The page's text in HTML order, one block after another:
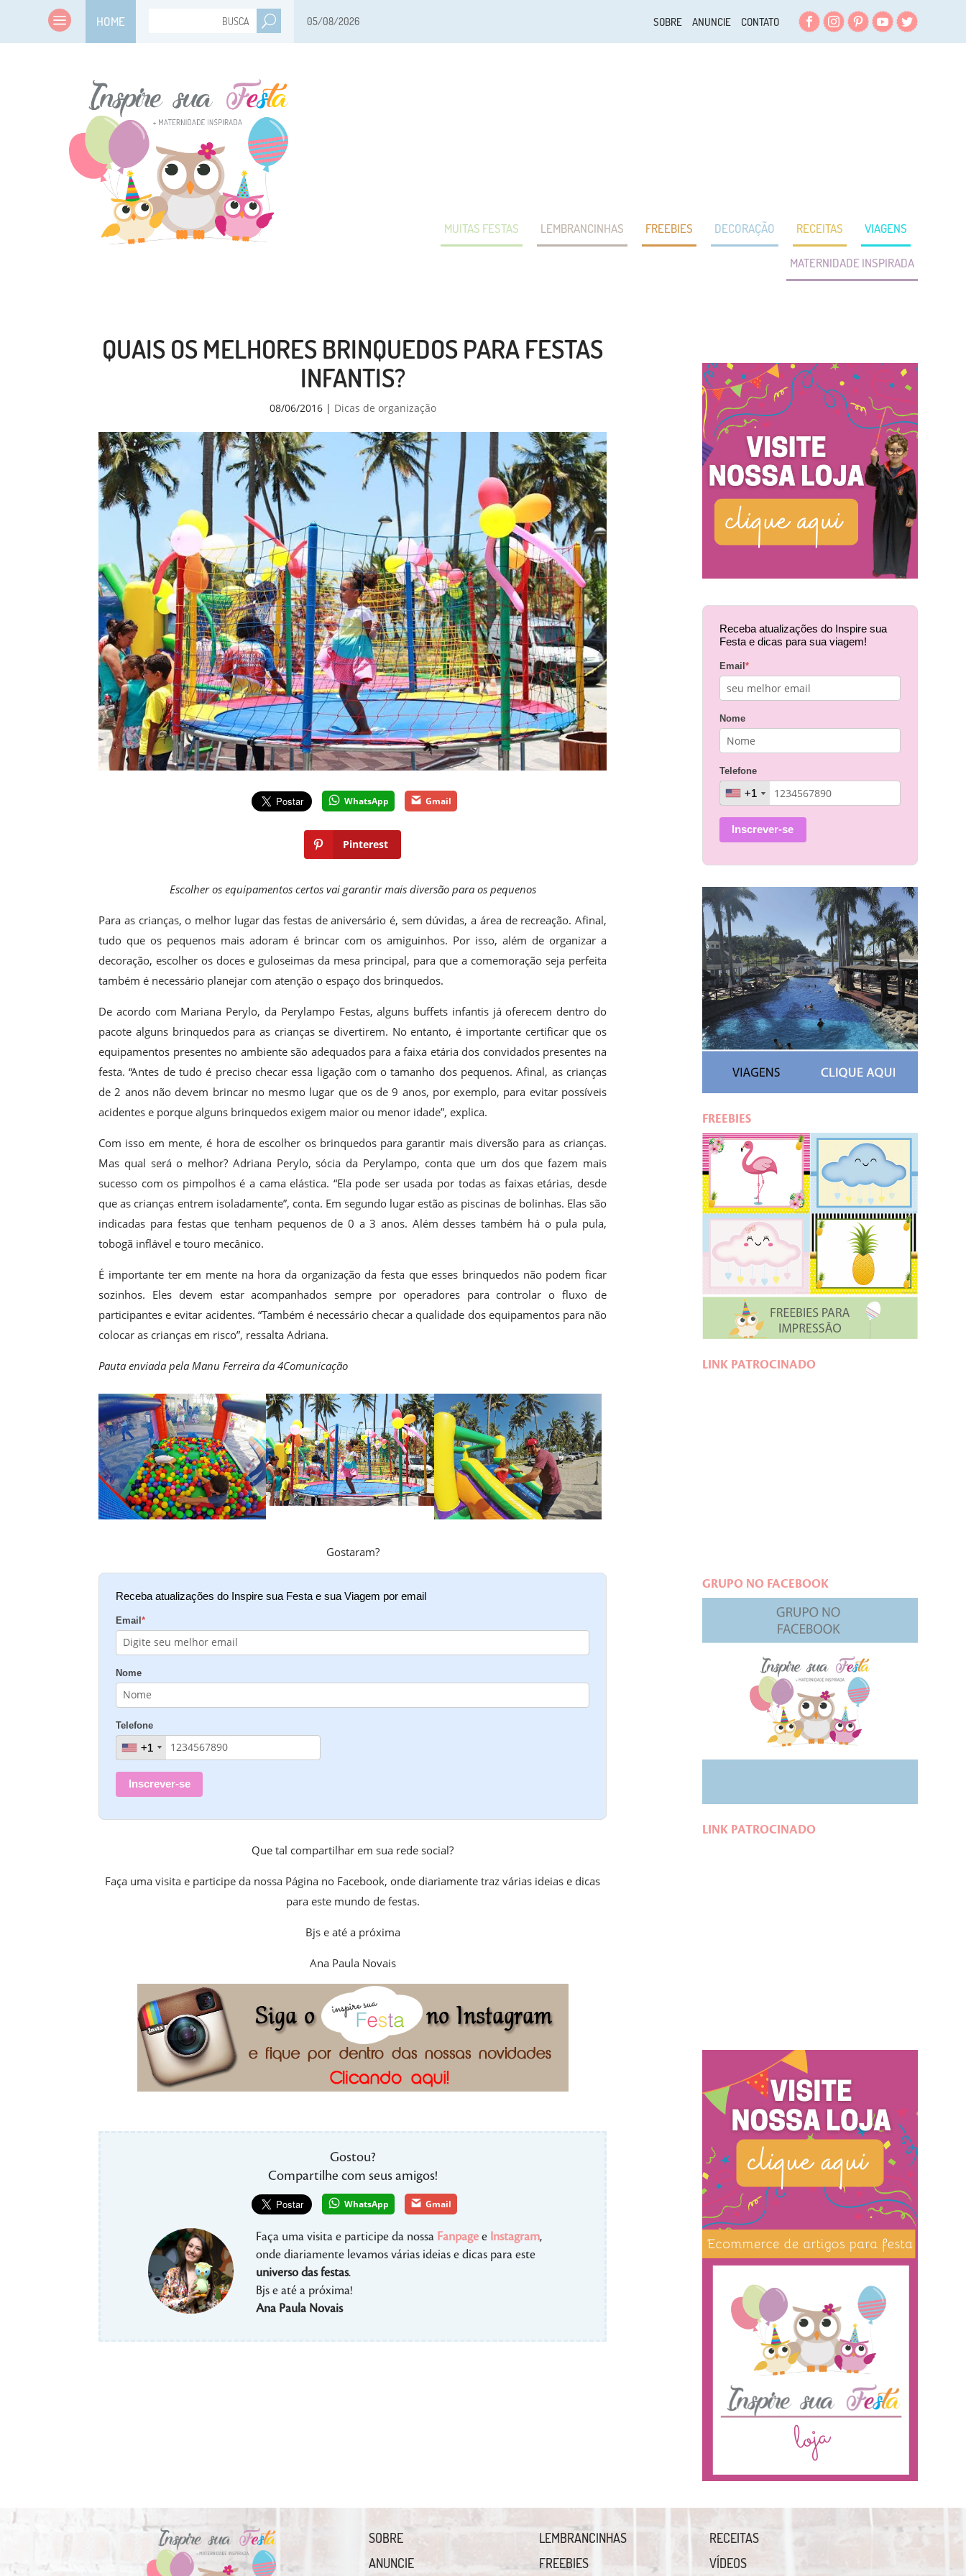
HOME 05/08/2026 FacebookInstagram
PinterestYouTube
Twitter
SOBRE ANUNCIE CONTATO
MUITAS FESTAS LEMBRANCINHAS FREEBIES DECORAÇÃO RECEITAS VIAGENS
MATERNIDADE INSPIRADA
QUAIS OS MELHORES BRINQUEDOS PARA FESTAS
INFANTIS?
08/06/2016| Dicas de organização
WhatsApp Gmail
Pinterest
Escolher os equipamentos certos vai garantir mais diversão para os pequenos
Para as crianças, o melhor lugar das festas de aniversário é, sem dúvidas, a área de recreação. Afinal,
tudo que os pequenos mais adoram é brincar com os amiguinhos. Por isso, além de organizar a
decoração, escolher os doces e guloseimas da mesa principal, para que a comemoração seja perfeita
também é necessário planejar com atenção o espaço dos brinquedos.
De acordo com Mariana Perylo, da Perylampo Festas, alguns buffets infantis já oferecem dentro do
pacote alguns brinquedos para as crianças se divertirem. No entanto, é importante certificar que os
equipamentos presentes no ambiente são adequados para a faixa etária dos convidados presentes na
festa. “Antes de tudo é preciso checar essa ligação com o tamanho dos pequenos. Afinal, as crianças
de 2 anos não devem brincar no mesmo lugar que os de 9 anos, por exemplo, para evitar possíveis
acidentes e porque alguns brinquedos exigem maior ou menor idade”, explica.
Com isso em mente, é hora de escolher os brinquedos para garantir mais diversão para as crianças.
Mas qual será o melhor? Adriana Perylo, sócia da Perylampo, conta que um dos que fazem mais
sucesso com os pimpolhos é a cama elástica. “Ela pode ser usada por todas as faixas etárias, desde
que as crianças entrem isoladamente”, conta. Em segundo lugar estão as piscinas de bolinhas. Elas são
indicadas para festas que tenham pequenos de 0 a 3 anos. Além desses também há o pula pula,
tobogã inflável e touro mecânico.
É importante ter em mente na hora da organização da festa que esses brinquedos não podem ficar
sozinhos. Eles devem estar acompanhados sempre por operadores para controlar o fluxo de
participantes e evitar acidentes. “Também é necessário checar a qualidade dos equipamentos para não
colocar as crianças em risco”, ressalta Adriana.
Pauta enviada pela Manu Ferreira da 4Comunicação
Gostaram?
Receba atualizações do Inspire sua Festa e sua Viagem por email
Email*
Nome
Telefone
+1
+1
Inscrever-se
Que tal compartilhar em sua rede social?
Faça uma visita e participe da nossa Página no Facebook, onde diariamente traz várias ideias e dicas
para este mundo de festas.
Bjs e até a próxima
Ana Paula Novais
Gostou?
Compartilhe com seus amigos!
WhatsApp Gmail
Faça uma visita e participe da nossa Fanpage e Instagram,
onde diariamente levamos várias ideias e dicas para este
universo das festas.
Bjs e até a próxima!
Ana Paula Novais
Receba atualizações do Inspire sua
Festa e dicas para sua viagem!
Email *
Nome
Telefone
+1
+1
Inscrever-se
FREEBIES
LINK PATROCINADO
GRUPO NO FACEBOOK
LINK PATROCINADO
SOBRE
ANUNCIE
LEMBRANCINHAS
FREEBIES
RECEITAS
VÍDEOS